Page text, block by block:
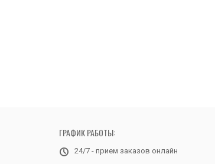
ГРАФИК РАБОТЫ:
24/7 - прием заказов онлайн